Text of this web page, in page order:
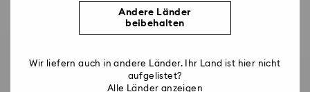
Andere Länder
beibehalten
Wir liefern auch in andere Länder. Ihr Land ist hier nicht
aufgelistet?
Alle Länder anzeigen